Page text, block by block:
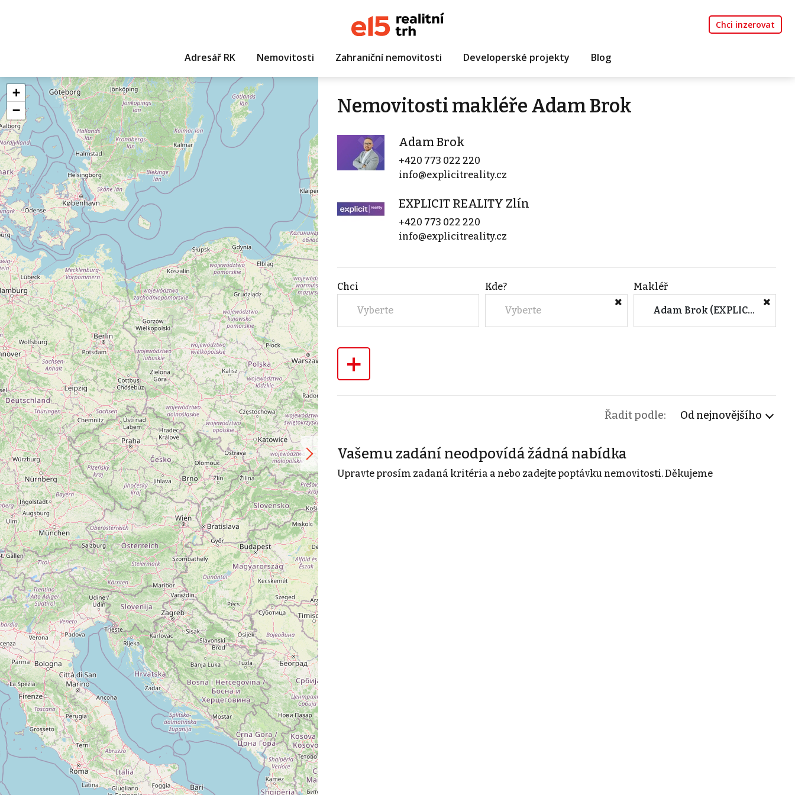
Chci inzerovat
Adresář RK Nemovitosti Zahraniční nemovitosti Developerské projekty Blog
+
−
Nemovitosti makléře Adam Brok
Adam Brok
+420 773 022 220
info@explicitreality.cz
EXPLICIT REALITY Zlín
+420 773 022 220
info@explicitreality.cz
Chci
Vyberte
Kde?
Vyberte
Makléř
Adam Brok (EXPLICIT REALITY Zlín)
+
Řadit podle: Od nejnovějšího
Vašemu zadání neodpovídá žádná nabídka
Upravte prosím zadaná kritéria a nebo zadejte poptávku nemovitosti. Děkujeme